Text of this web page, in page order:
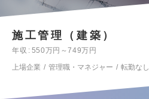
施工管理（建築）
年収
550万円～749万円
上場企業
管理職・マネジャー 転勤なし